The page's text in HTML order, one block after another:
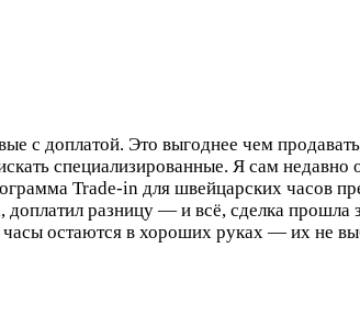
с доплатой. Это выгоднее чем
специализированные. Я сам
Trade-in для швейцарских часов
разницу — и всё, сделка
остаются в хороших руках — их не